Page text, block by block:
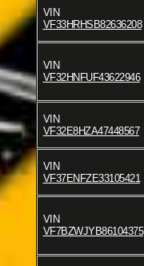
VIN
VF33HRHSB82636208
VIN
VF32HNFUF43622946
VIN
VF32E8HZA47448567
VIN
VF37ENFZE33105421
VIN
VF7BZWJYB86104375